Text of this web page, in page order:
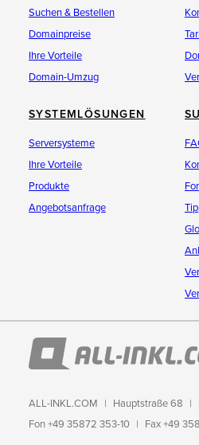
Suchen & Bestellen
Domainpreise
Ihre Vorteile
Domain-Umzug
SYSTEMLÖSUNGEN
Serversysteme
Ihre Vorteile
Produkte
Angebotsanfrage
ALL-INKL.COM Hauptstraße 68
Fon +49 35872 353-10
Fax +49